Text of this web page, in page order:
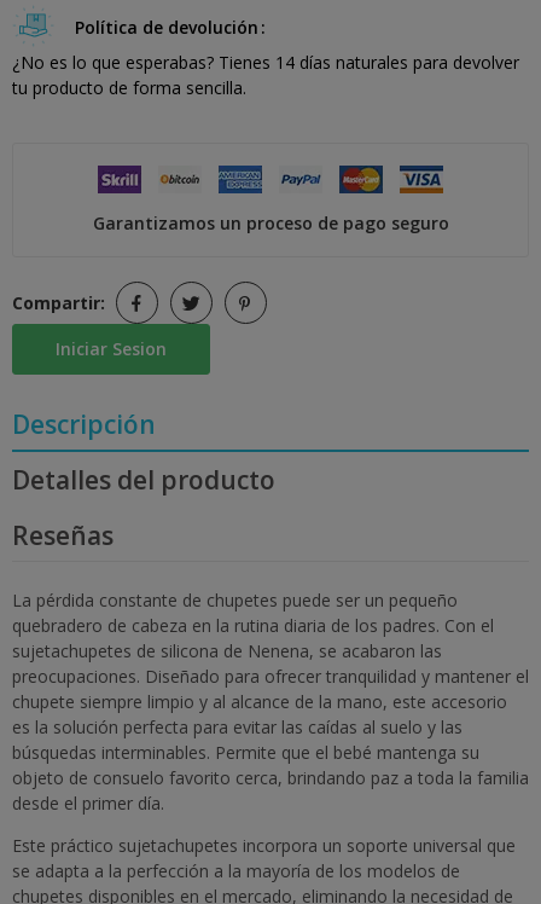
Política de devolución
¿No es lo que esperabas? Tienes 14 días naturales para devolver
tu producto de forma sencilla.
Garantizamos un proceso de pago seguro
Compartir:
Iniciar Sesion
Descripción
Detalles del producto
Reseñas
La pérdida constante de chupetes puede ser un pequeño
quebradero de cabeza en la rutina diaria de los padres. Con el
sujetachupetes de silicona de Nenena, se acabaron las
preocupaciones. Diseñado para ofrecer tranquilidad y mantener el
chupete siempre limpio y al alcance de la mano, este accesorio
es la solución perfecta para evitar las caídas al suelo y las
búsquedas interminables. Permite que el bebé mantenga su
objeto de consuelo favorito cerca, brindando paz a toda la familia
desde el primer día.
Este práctico sujetachupetes incorpora un soporte universal que
se adapta a la perfección a la mayoría de los modelos de
chupetes disponibles en el mercado, eliminando la necesidad de